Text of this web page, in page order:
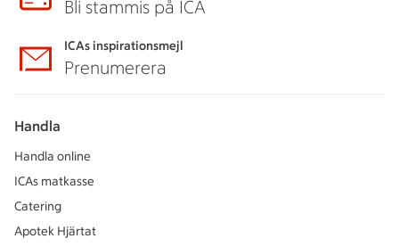
Bli stammis på ICA
ICAs inspirationsmejl
Prenumerera
Handla
Handla online
ICAs matkasse
Catering
Apotek Hjärtat